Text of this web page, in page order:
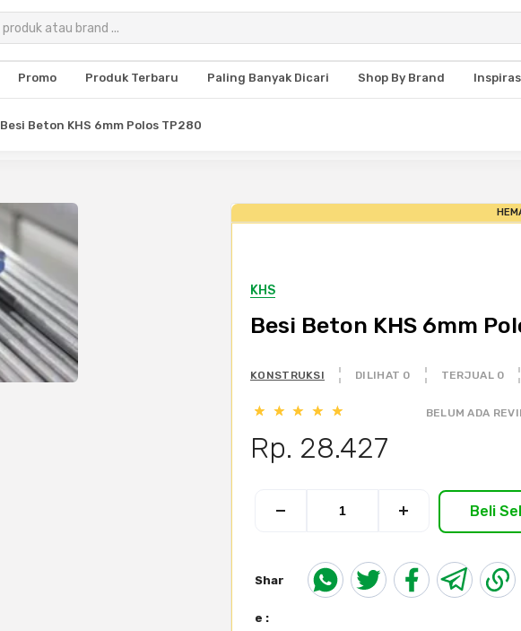
Promo Produk Terbaru Paling Banyak Dicari Shop By Brand
Besi Beton KHS 6mm Polos TP280
KHS
Besi Beton KHS 6mm
KONSTRUKSI DILIHAT 0 TERJUAL 0
BELUM ADA
Rp. 28.427
Beli
Shar
e :